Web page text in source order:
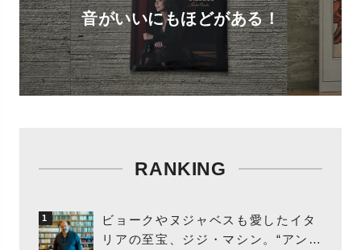
音がいいにもほどがある！
RANKING
1
ビョークやヌジャベスも愛したイタ
リアの至宝、ジジ・マシン。“アンビ